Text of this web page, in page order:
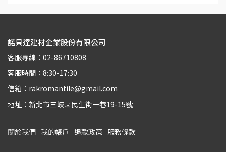
諾貝達建材企業股份有限公司
客服專線：02-86710808
客服時間：8:30-17:30
信箱：rakromantile@gmail.com
地址：新北市三峽區民生街一巷19-15號
關於我們 我的帳戶 退款政策 服務條款